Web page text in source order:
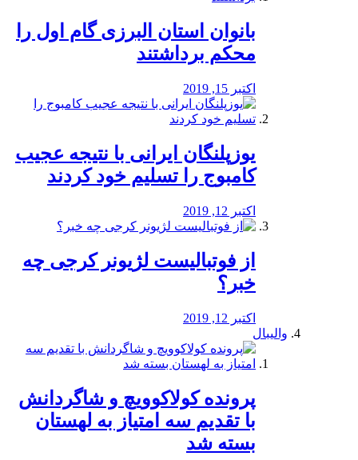
بانوان استان البرزی گام اول را
محكم برداشتند
اکتبر 15, 2019
یوزپلنگان ایرانی با نتیجه عجیب
کامبوج را تسلیم خود کردند
اکتبر 12, 2019
از فوتبالیست لژیونر کرجی چه
خبر؟
اکتبر 12, 2019
والیبال
پرونده کولاکوویچ و شاگردانش
با تقدیم سه امتیاز به لهستان
بسته شد